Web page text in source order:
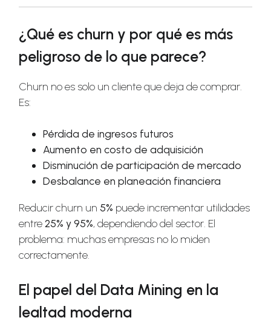
¿Qué es churn y por qué es más
peligroso de lo que parece?
Churn no es solo un cliente que deja de comprar.
Es:
Pérdida de ingresos futuros
Aumento en costo de adquisición
Disminución de participación de mercado
Desbalance en planeación financiera
Reducir churn un 5% puede incrementar utilidades
entre25% y 95%, dependiendo del sector. El
problema: muchas empresas no lo miden
correctamente.
El papel del Data Mining en la
lealtad moderna